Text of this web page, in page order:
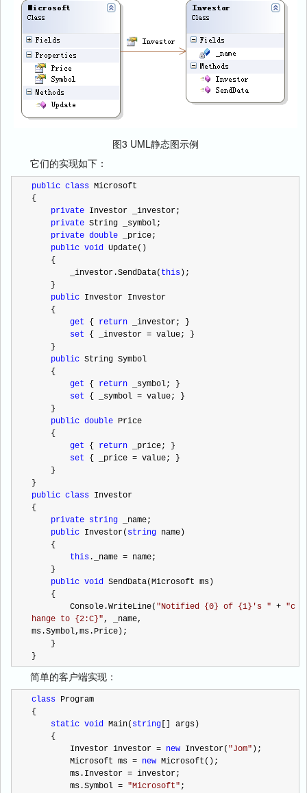
图3 UML静态图示例
它们的实现如下：
public class Microsoft
{
private Investor _investor;
private String _symbol;
private double _price;
public void Update()
    {
        _investor.SendData(
this );
    }
public Investor Investor
    {
get { return _investor; }
set { _investor = value; }
    }
public String Symbol
    {
get { return _symbol; }
set { _symbol = value; }
    }
public double Price
    {
get { return _price; }
set { _price = value; }
    }
}
public class Investor
{
private string _name;
public Investor( string name)
    {
this._name = name;
    }
public void SendData(Microsoft ms)
    {
        Console.WriteLine(
"Notified {0} of {1}'s " + "c
hange to {2:C}", _name,
ms.Symbol,ms.Price);
    }
}
简单的客户端实现：
class Program
{
static void Main( string [] args)
    {
        Investor investor
= new Investor( "Jom" );
        Microsoft ms
= new Microsoft();
        ms.Investor
= investor;
        ms.Symbol
= "Microsoft" ;